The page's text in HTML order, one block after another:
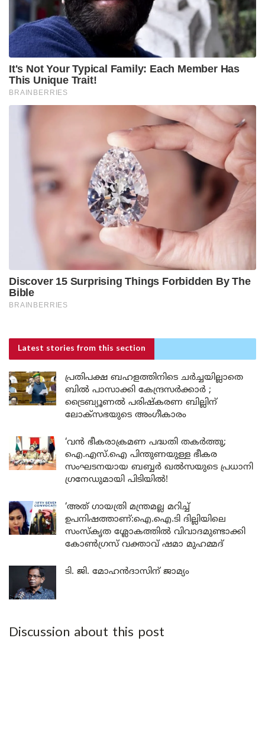
Latest stories from this section
പ്രതിപക്ഷ ബഹളത്തിനിടെ ചർച്ചയില്ലാതെ
ബിൽ പാസാക്കി കേന്ദ്രസർക്കാർ ;
ട്രൈബ്യൂണൽ പരിഷ്കരണ ബില്ലിന്
ലോക്‌സഭയുടെ അംഗീകാരം
‘വൻ ഭീകരാക്രമണ പദ്ധതി തകർത്തു;
ഐ.എസ്.ഐ പിന്തുണയുള്ള ഭീകര
സംഘടനയായ ബബ്ബർ ഖൽസയുടെ പ്രധാനി
ഗ്രനേഡുമായി പിടിയിൽ!
‘അത് ഗായത്രി മന്ത്രമല്ല മറിച്ച്
ഉപനിഷത്താണ്:ഐ.ഐ.ടി ദില്ലിയിലെ
സംസ്കൃത ശ്ലോകത്തിൽ വിവാദമുണ്ടാക്കി
കോൺഗ്രസ് വക്താവ് ഷമാ മുഹമ്മദ്
ടി. ജി. മോഹൻദാസിന് ജാമ്യം
Discussion about this post